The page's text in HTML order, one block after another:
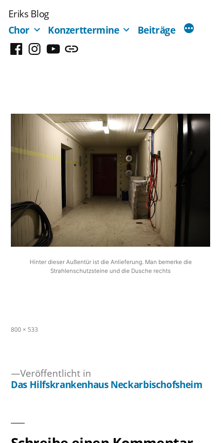
Inhalt
springen
Eriks Blog
Chor
Konzerttermine Beiträge
FacebookInstagram
YouTubeMastodon
Hinter dieser Außentür ist die Anlieferung. Man bemerke die
Strahlenschutzsteine und die Dusche rechts
Originalgröße
800 × 533
Veröffentlicht in
Das Hilfskrankenhaus Neckarbischofsheim